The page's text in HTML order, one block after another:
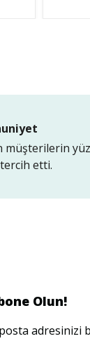
müşterilerin
etti.
Olun!
adresinizi